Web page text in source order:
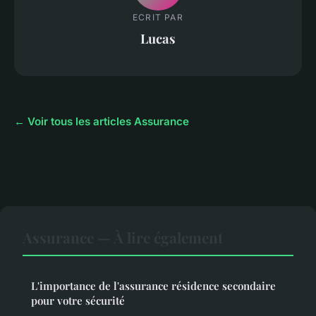
ECRIT PAR
Lucas
← Voir tous les articles Assurance
L'importance de l'assurance résidence secondaire
pour votre sécurité